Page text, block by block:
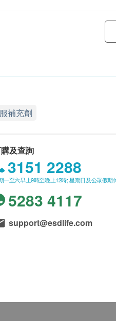
補充劑
及查詢
3151 2288
一至六早上9時至晚上12時; 星期日及公眾假期
5283 4117
support@esdlife.com